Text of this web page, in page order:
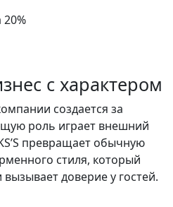
20%
с характером
создается за
роль играет внешний
превращает обычную
стиля, который
доверие у гостей.